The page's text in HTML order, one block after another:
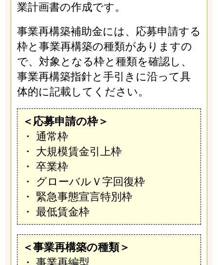
業計画書の作成です。
事業再構築補助金には、応募申請する
枠と事業再構築の種類がありますの
で、対象となる枠と種類を確認し、
事業再構築指針と手引きに沿って具
体的に記載してください。
＜応募申請の枠＞
・ 通常枠
・ 大規模賃金引上枠
・ 卒業枠
・ グローバルＶ字回復枠
・ 緊急事態宣言特別枠
・ 最低賃金枠
＜事業再構築の種類＞
・ 事業再編型